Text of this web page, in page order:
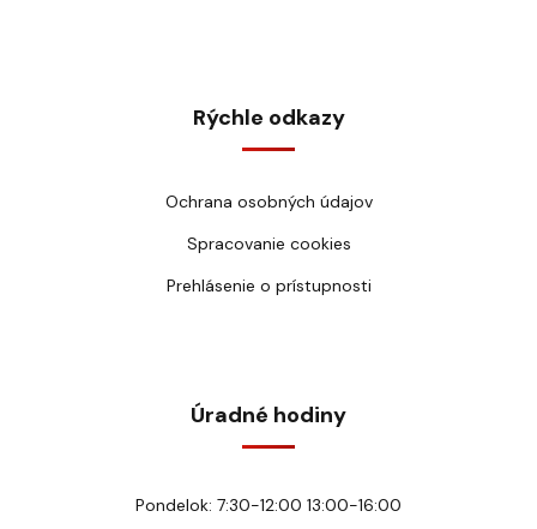
Rýchle odkazy
Ochrana osobných údajov
Spracovanie cookies
Prehlásenie o prístupnosti
Úradné hodiny
Pondelok: 7:30-12:00 13:00-16:00